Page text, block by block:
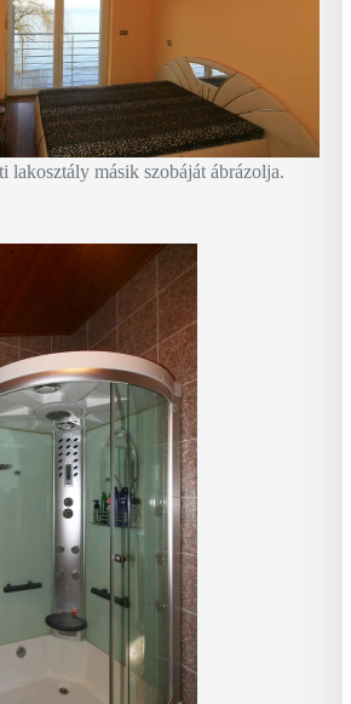
lakosztály másik szobáját ábrázolja.